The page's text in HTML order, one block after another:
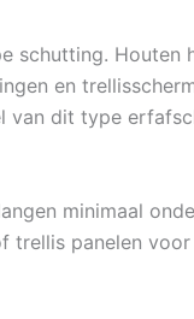
schutting. Houten
en
dit type
minimaal
trellis panelen